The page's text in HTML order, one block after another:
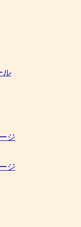
ル
ジ
ジ